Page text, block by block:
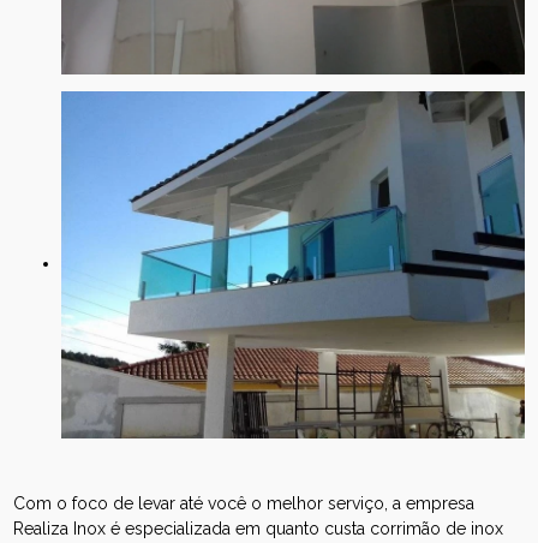
Com o foco de levar até você o melhor serviço, a empresa
Realiza Inox é especializada em quanto custa corrimão de inox